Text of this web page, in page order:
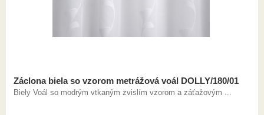
Záclona biela so vzorom metrážová voál DOLLY/180/01
Biely Voál so modrým vtkaným zvislím vzorom a záťažovým ...